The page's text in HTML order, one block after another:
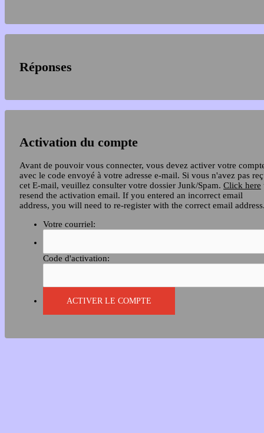
Réponses
Activation du compte
Avant de pouvoir vous connecter, vous devez activer votre
avec le code envoyé à votre adresse e-mail. Si vous n'avez pas
cet E-mail, veuillez consulter votre dossier Junk/Spam. Click here
resend the activation email. If you entered an incorrect email
address, you will need to re-register with the correct email
Votre courriel:
Code d'activation: